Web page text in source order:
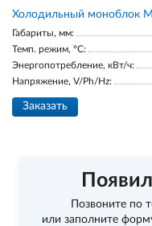
Холодильный моноблок
Габариты, мм:
Темп. режим, °С:
Энергопотребление, кВт/ч:
Напряжение, V/Ph/Hz:
Заказать
Позвоните по
или заполните